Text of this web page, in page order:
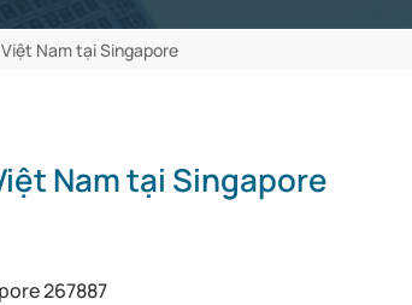
Nam tại Singapore
Nam tại Singapore
267887